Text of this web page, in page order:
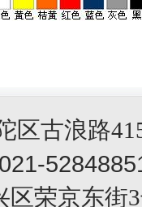
区古浪路
021-
京东街3